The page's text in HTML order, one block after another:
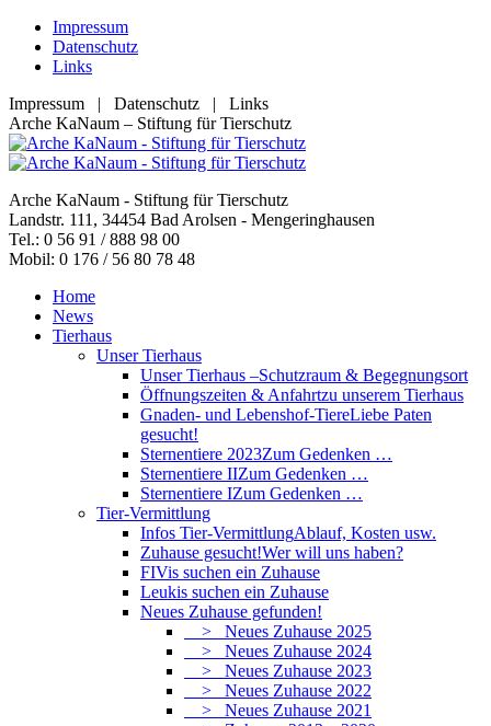
Zum
Inhalt
springen
Impressum
Datenschutz
Links
Impressum | Datenschutz | Links
Facebook
page
opens
new
window
YouTube
page
opens
new
window
RSS
page
opens
new
window
E-
Mail
page
in
new
window
Arche KaNaum – Stiftung für Tierschutz
Arche KaNaum - Stiftung für Tierschutz
Landstr. 111, 34454 Bad Arolsen - Mengeringhausen
Tel.: 0 56 91 / 888 98 00
Mobil: 0 176 / 56 80 78 48
Home
News
Tierhaus
Unser Tierhaus
Unser Tierhaus –Schutzraum & Begegnungsort
Öffnungszeiten & Anfahrtzu unserem Tierhaus
Gnaden- und Lebenshof-TiereLiebe Paten
gesucht!
Sternentiere 2023Zum Gedenken …
Sternentiere IIZum Gedenken …
Sternentiere IZum Gedenken …
Tier-Vermittlung
Infos Tier-VermittlungAblauf, Kosten usw.
Zuhause gesucht!Wer will uns haben?
FIVis suchen ein Zuhause
Leukis suchen ein Zuhause
Neues Zuhause gefunden!
> Neues Zuhause 2025
> Neues Zuhause 2024
> Neues Zuhause 2023
> Neues Zuhause 2022
> Neues Zuhause 2021